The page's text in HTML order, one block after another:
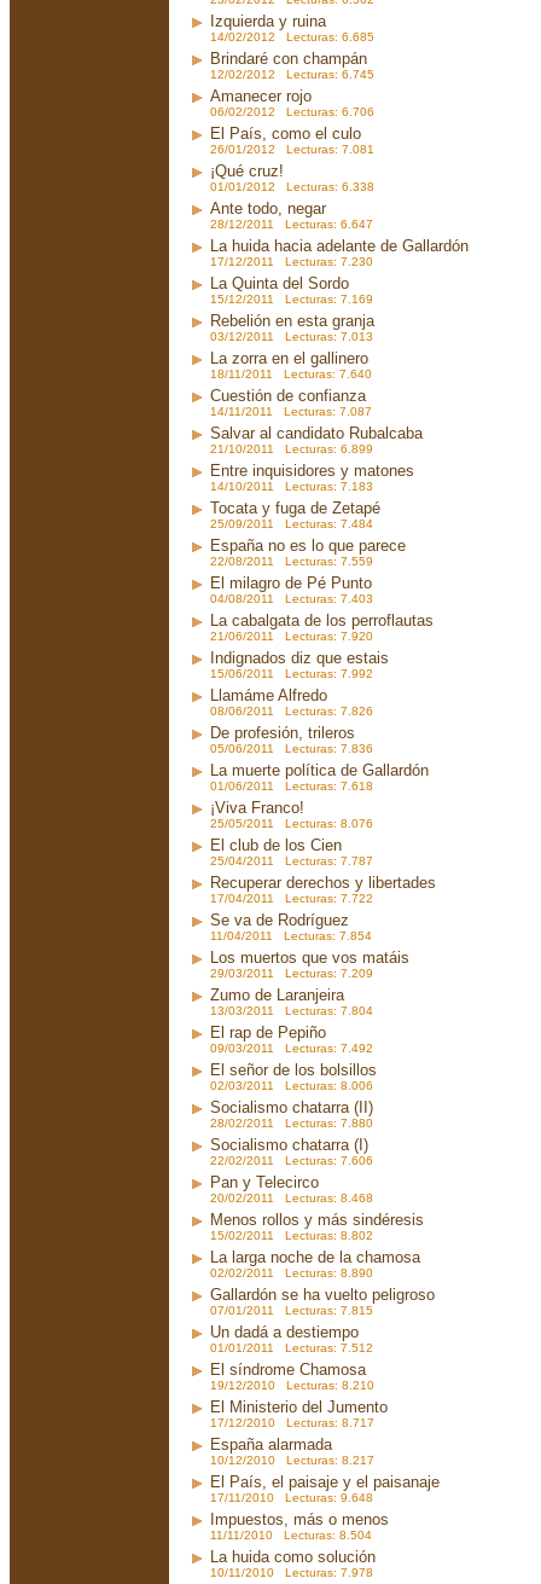
Izquierda y ruina
14/02/2012 Lecturas: 6.685
Brindaré con champán
12/02/2012 Lecturas: 6.745
Amanecer rojo
06/02/2012 Lecturas: 6.706
El País, como el culo
26/01/2012 Lecturas: 7.081
¡Qué cruz!
01/01/2012 Lecturas: 6.338
Ante todo, negar
28/12/2011 Lecturas: 6.647
La huida hacia adelante de Gallardón
17/12/2011 Lecturas: 7.230
La Quinta del Sordo
15/12/2011 Lecturas: 7.169
Rebelión en esta granja
03/12/2011 Lecturas: 7.013
La zorra en el gallinero
18/11/2011 Lecturas: 7.640
Cuestión de confianza
14/11/2011 Lecturas: 7.087
Salvar al candidato Rubalcaba
21/10/2011 Lecturas: 6.899
Entre inquisidores y matones
14/10/2011 Lecturas: 7.183
Tocata y fuga de Zetapé
25/09/2011 Lecturas: 7.484
España no es lo que parece
22/08/2011 Lecturas: 7.559
El milagro de Pé Punto
04/08/2011 Lecturas: 7.403
La cabalgata de los perroflautas
21/06/2011 Lecturas: 7.920
Indignados diz que estais
15/06/2011 Lecturas: 7.992
Llamáme Alfredo
08/06/2011 Lecturas: 7.826
De profesión, trileros
05/06/2011 Lecturas: 7.836
La muerte política de Gallardón
01/06/2011 Lecturas: 7.618
¡Viva Franco!
25/05/2011 Lecturas: 8.076
El club de los Cien
25/04/2011 Lecturas: 7.787
Recuperar derechos y libertades
17/04/2011 Lecturas: 7.722
Se va de Rodríguez
11/04/2011 Lecturas: 7.854
Los muertos que vos matáis
29/03/2011 Lecturas: 7.209
Zumo de Laranjeira
13/03/2011 Lecturas: 7.804
El rap de Pepiño
09/03/2011 Lecturas: 7.492
El señor de los bolsillos
02/03/2011 Lecturas: 8.006
Socialismo chatarra (II)
28/02/2011 Lecturas: 7.880
Socialismo chatarra (I)
22/02/2011 Lecturas: 7.606
Pan y Telecirco
20/02/2011 Lecturas: 8.468
Menos rollos y más sindéresis
15/02/2011 Lecturas: 8.802
La larga noche de la chamosa
02/02/2011 Lecturas: 8.890
Gallardón se ha vuelto peligroso
07/01/2011 Lecturas: 7.815
Un dadá a destiempo
01/01/2011 Lecturas: 7.512
El síndrome Chamosa
19/12/2010 Lecturas: 8.210
El Ministerio del Jumento
17/12/2010 Lecturas: 8.717
España alarmada
10/12/2010 Lecturas: 8.217
El País, el paisaje y el paisanaje
17/11/2010 Lecturas: 9.648
Impuestos, más o menos
11/11/2010 Lecturas: 8.504
La huida como solución
10/11/2010 Lecturas: 7.978